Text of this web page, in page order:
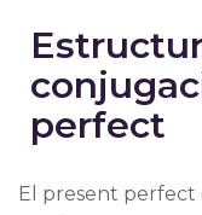
perfect
El present perfect